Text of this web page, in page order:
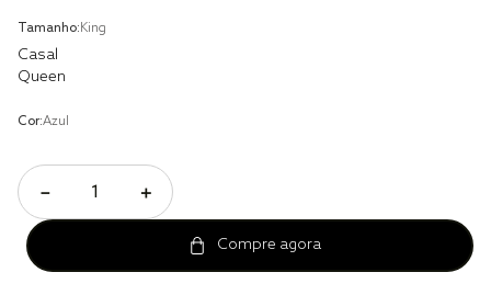
Tamanho:King
Casal
Queen
Cor:Azul
＋
－
cobertor
jogo cama casal